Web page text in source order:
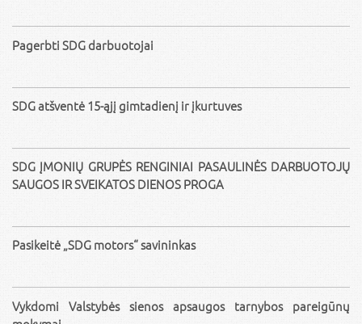
Pagerbti SDG darbuotojai
SDG atšventė 15-ąjį gimtadienį ir įkurtuves
SDG ĮMONIŲ GRUPĖS RENGINIAI PASAULINĖS DARBUOTOJŲ
SAUGOS IR SVEIKATOS DIENOS PROGA
Pasikeitė „SDG motors“ savininkas
Vykdomi Valstybės sienos apsaugos tarnybos pareigūnų